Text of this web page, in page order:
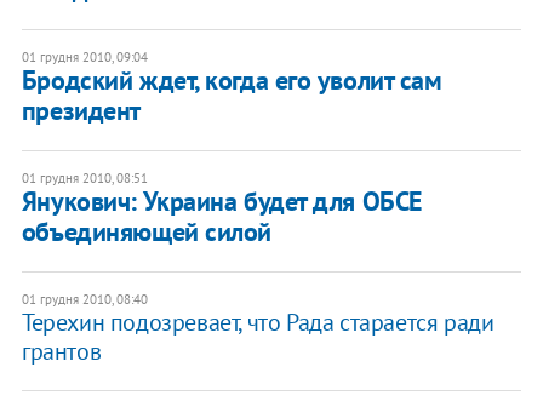
01 грудня 2010, 09:04
Бродский ждет, когда его уволит сам
президент
01 грудня 2010, 08:51
Янукович: Украина будет для ОБСЕ
объединяющей силой
01 грудня 2010, 08:40
Терехин подозревает, что Рада старается ради
грантов